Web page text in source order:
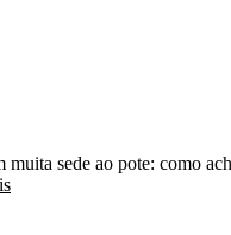
muita sede ao pote: como